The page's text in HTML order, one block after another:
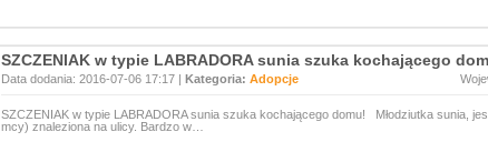
SZCZENIAK w typie LABRADORA sunia szuka kochającego
Data dodania: 2016-07-06 17:17 | Kategoria: Adopcje
SZCZENIAK w typie LABRADORA sunia szuka kochającego domu! Młodziutka sunia,
mcy) znaleziona na ulicy. Bardzo w…